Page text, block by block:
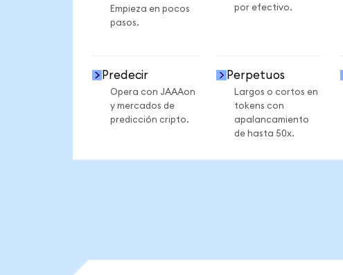
Empieza en pocos
pasos.
por efectivo.
Predecir
Opera con JAAAon
y mercados de
predicción cripto.
Perpetuos
Largos o cortos en
tokens con
apalancamiento
de hasta 50x.